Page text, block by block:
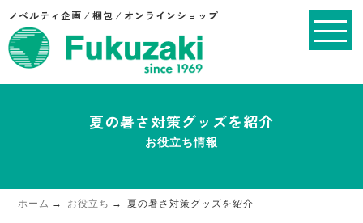
ノベルティ企画 ⁄ 梱包 ⁄ オンラインショップ
夏の暑さ対策グッズを紹介
お役立ち情報
ホーム お役立ち 夏の暑さ対策グッズを紹介